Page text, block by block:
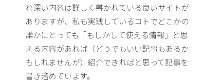
れ深い内容は詳しく書かれている良いサイトが
ありますが、私も実践しているコトでどこかの
誰かにとっても「もしかして使える情報」と思
える内容があれば（どうでもいい記事もあるか
もしれませんが）紹介できればと思って記事を
書き溜めています。